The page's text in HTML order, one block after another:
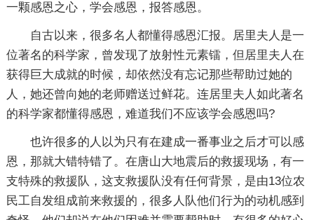
一颗感恩之心，学会感恩，报答感恩。
自古以来，很多名人都懂得感恩汇报。居里夫人是一
位著名的科学家，曾发现了放射性元素镭，但居里夫人在
获得巨大成就的时候，却依然没有忘记那些帮助过她的
人，她还曾向她的老师赠送过鲜花。连居里夫人如此著名
的科学家都懂得感恩，难道我们不应该学会感恩吗?
也许很多的人以为只有在建成一番事业之后才可以感
恩，那就大错特错了。在唐山大地震后的救援现场，有一
支特殊的救援队，这支救援队没有任何背景，是由13位农
民工自发组成前来救援的，很多人队他们行为的动机感到